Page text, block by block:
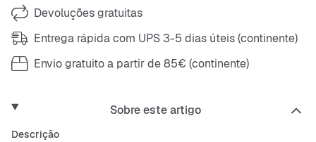
Devoluções gratuitas
Entrega rápida com UPS 3-5 dias úteis (continente)
Envio gratuito a partir de 85€ (continente)
Sobre este artigo
Descrição